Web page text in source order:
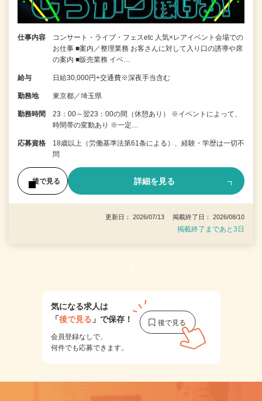
仕事内容
コンサート・ライブ・フェスetc 人気×レアイベント会場での
お仕事 ■案内／整理業務 お客さんに対して入り口の誘導や席
の案内 ■販売業務 イベ…
給与 日給30,000円+交通費※深夜手当含む
勤務地 東京都／埼玉県
勤務時間
23：00～翌23：00の間（休憩あり） ※イベントによって、
時間帯の変動あり ※一定…
応募資格
18歳以上（労働基準法第61条による）、経験・学歴は一切不
問
後で見る 詳細を見る
更新日： 2026/07/13 掲載終了日： 2026/08/10
掲載終了まであと3日
1
気になる求人は
「後で見る 」で保存！
会員登録なしで、
何件でも応募できます。